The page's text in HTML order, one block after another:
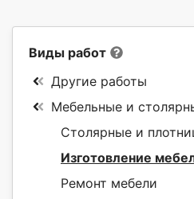
Виды работ
Другие работы
Мебельные и
Столярные и
Изготовление
Ремонт мебели